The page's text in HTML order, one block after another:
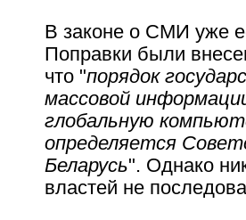
В законе о СМИ уже
Поправки были
что "порядок
массовой
глобальную
определяется
Беларусь". Однако
властей не